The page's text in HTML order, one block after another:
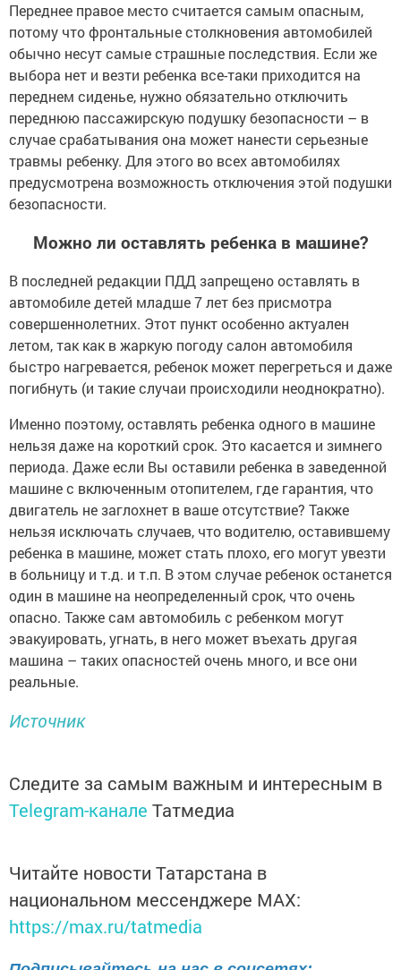
Переднее правое место считается самым опасным,
потому что фронтальные столкновения автомобилей
обычно несут самые страшные последствия. Если же
выбора нет и везти ребенка все-таки приходится на
переднем сиденье, нужно обязательно отключить
переднюю пассажирскую подушку безопасности – в
случае срабатывания она может нанести серьезные
травмы ребенку. Для этого во всех автомобилях
предусмотрена возможность отключения этой подушки
безопасности.
Можно ли оставлять ребенка в машине?
В последней редакции ПДД запрещено оставлять в
автомобиле детей младше 7 лет без присмотра
совершеннолетних. Этот пункт особенно актуален
летом, так как в жаркую погоду салон автомобиля
быстро нагревается, ребенок может перегреться и даже
погибнуть (и такие случаи происходили неоднократно).
Именно поэтому, оставлять ребенка одного в машине
нельзя даже на короткий срок. Это касается и зимнего
периода. Даже если Вы оставили ребенка в заведенной
машине с включенным отопителем, где гарантия, что
двигатель не заглохнет в ваше отсутствие? Также
нельзя исключать случаев, что водителю, оставившему
ребенка в машине, может стать плохо, его могут увезти
в больницу и т.д. и т.п. В этом случае ребенок останется
один в машине на неопределенный срок, что очень
опасно. Также сам автомобиль с ребенком могут
эвакуировать, угнать, в него может въехать другая
машина – таких опасностей очень много, и все они
реальные.
Источник
Следите за самым важным и интересным в
Telegram-канале Татмедиа
Читайте новости Татарстана в
национальном мессенджере MАХ:
https://max.ru/tatmedia